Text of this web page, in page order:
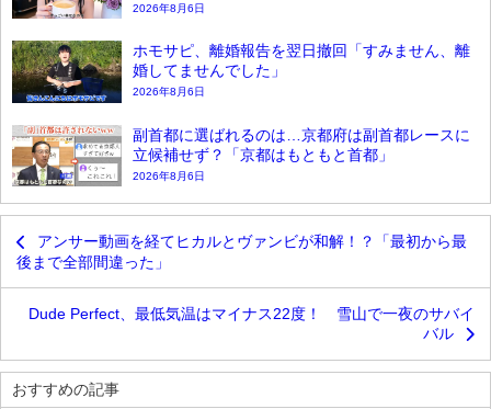
2026年8月6日
ホモサピ、離婚報告を翌日撤回「すみません、離
婚してませんでした」
2026年8月6日
副首都に選ばれるのは…京都府は副首都レースに
立候補せず？「京都はもともと首都」
2026年8月6日
アンサー動画を経てヒカルとヴァンビが和解！？「最初から最
後まで全部間違った」
Dude Perfect、最低気温はマイナス22度！ 雪山で一夜のサバイ
バル
おすすめの記事